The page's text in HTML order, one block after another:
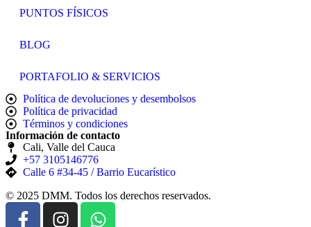
PUNTOS FÍSICOS
BLOG
PORTAFOLIO & SERVICIOS
Política de devoluciones y desembolsos
Política de privacidad
Términos y condiciones
Información de contacto
Cali, Valle del Cauca
+57 3105146776
Calle 6 #34-45 / Barrio Eucarístico
© 2025 DMM. Todos los derechos reservados.